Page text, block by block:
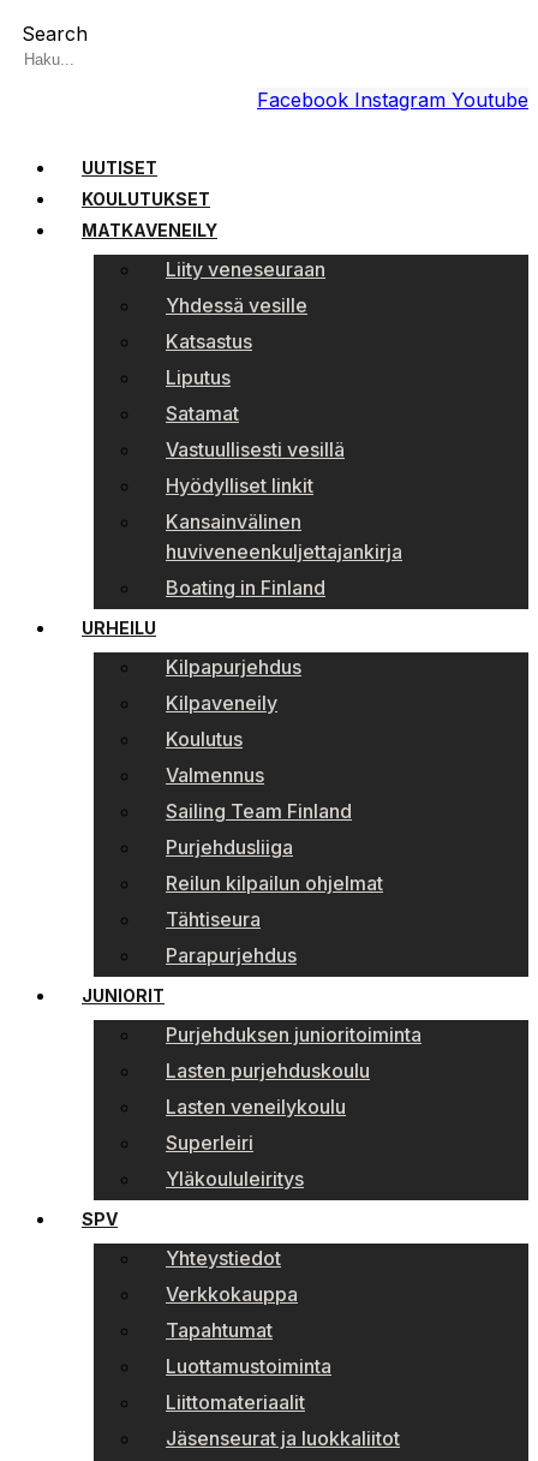
Search
Facebook Instagram Youtube
UUTISET
KOULUTUKSET
MATKAVENEILY
Liity veneseuraan
Yhdessä vesille
Katsastus
Liputus
Satamat
Vastuullisesti vesillä
Hyödylliset linkit
Kansainvälinen
huviveneenkuljettajankirja
Boating in Finland
URHEILU
Kilpapurjehdus
Kilpaveneily
Koulutus
Valmennus
Sailing Team Finland
Purjehdusliiga
Reilun kilpailun ohjelmat
Tähtiseura
Parapurjehdus
JUNIORIT
Purjehduksen junioritoiminta
Lasten purjehduskoulu
Lasten veneilykoulu
Superleiri
Yläkoululeiritys
SPV
Yhteystiedot
Verkkokauppa
Tapahtumat
Luottamustoiminta
Liittomateriaalit
Jäsenseurat ja luokkaliitot